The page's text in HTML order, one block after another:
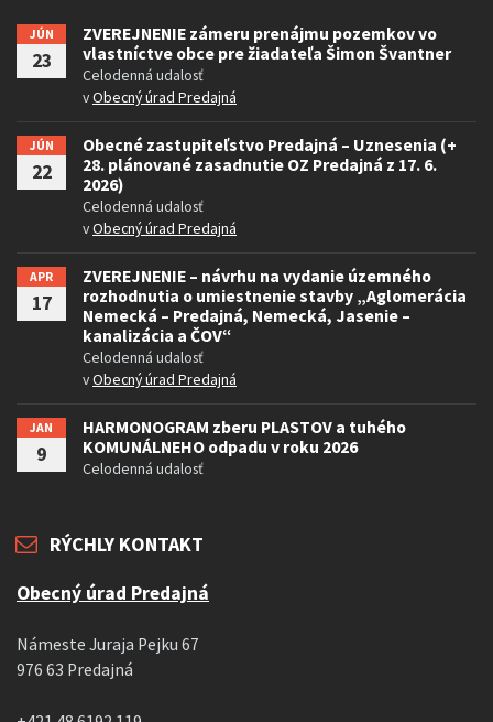
JÚN
23
ZVEREJNENIE zámeru prenájmu pozemkov vo
vlastníctve obce pre žiadateľa Šimon Švantner
Celodenná udalosť
vObecný úrad Predajná
JÚN
22
Obecné zastupiteľstvo Predajná – Uznesenia (+
28. plánované zasadnutie OZ Predajná z 17. 6.
2026)
Celodenná udalosť
vObecný úrad Predajná
APR
17
ZVEREJNENIE – návrhu na vydanie územného
rozhodnutia o umiestnenie stavby „Aglomerácia
Nemecká – Predajná, Nemecká, Jasenie –
kanalizácia a ČOV“
Celodenná udalosť
vObecný úrad Predajná
JAN
9
HARMONOGRAM zberu PLASTOV a tuhého
KOMUNÁLNEHO odpadu v roku 2026
Celodenná udalosť
RÝCHLY KONTAKT
Obecný úrad Predajná
Námeste Juraja Pejku 67
976 63 Predajná